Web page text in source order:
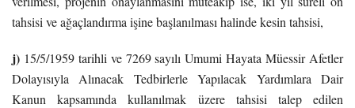
tahsisi ve ağaçlandırma işine başlanılması halinde kesin tahsisi,
j) 15/5/1959 tarihli ve 7269 sayılı Umumi Hayata Müessir Afetler
Dolayısıyla Alınacak Tedbirlerle Yapılacak Yardımlara Dair
Kanun kapsamında kullanılmak üzere tahsisi talep edilen